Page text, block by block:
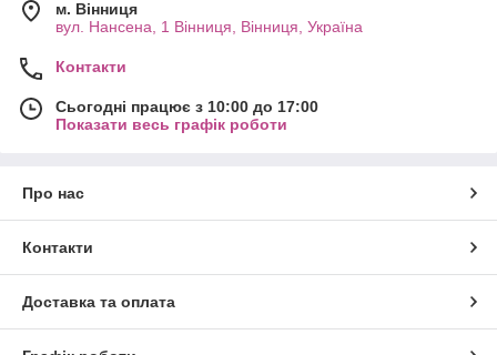
м. Вінниця
вул. Нансена, 1 Вінниця, Вінниця, Україна
Контакти
Сьогодні працює з 10:00 до 17:00
Показати весь графік роботи
Про нас
Контакти
Доставка та оплата